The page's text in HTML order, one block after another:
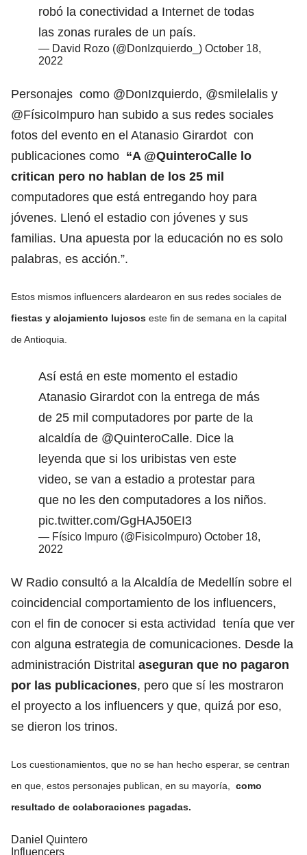
robó la conectividad a Internet de todas
las zonas rurales de un país.
— David Rozo (@DonIzquierdo_) October 18,
2022
Personajes como @DonIzquierdo, @smilelalis y
@FísicoImpuro han subido a sus redes sociales
fotos del evento en el Atanasio Girardot con
publicaciones como “A @QuinteroCalle lo
critican pero no hablan de los 25 mil
computadores que está entregando hoy para
jóvenes. Llenó el estadio con jóvenes y sus
familias. Una apuesta por la educación no es solo
palabras, es acción.”.
Estos mismos influencers alardearon en sus redes sociales de
fiestas y alojamiento lujosos este fin de semana en la capital
de Antioquia.
Así está en este momento el estadio
Atanasio Girardot con la entrega de más
de 25 mil computadores por parte de la
alcaldía de @QuinteroCalle. Dice la
leyenda que si los uribistas ven este
video, se van a estadio a protestar para
que no les den computadores a los niños.
pic.twitter.com/GgHAJ50EI3
— Físico Impuro (@FisicoImpuro) October 18,
2022
W Radio consultó a la Alcaldía de Medellín sobre el
coincidencial comportamiento de los influencers,
con el fin de conocer si esta actividad tenía que ver
con alguna estrategia de comunicaciones. Desde la
administración Distrital aseguran que no pagaron
por las publicaciones, pero que sí les mostraron
el proyecto a los influencers y que, quizá por eso,
se dieron los trinos.
Los cuestionamientos, que no se han hecho esperar, se centran
en que, estos personajes publican, en su mayoría, como
resultado de colaboraciones pagadas.
Daniel Quintero
Influencers